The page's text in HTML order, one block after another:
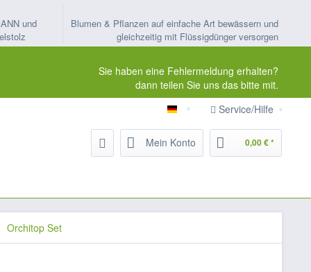
und
Blumen & Pflanzen auf einfache Art bewässern und
gleichzeitig mit Flüssigdünger versorgen
Sie haben eine Fehlermeldung erhalten?
dann teilen Sie uns das bitte mit.
ORTMANN-Service/Hilfe
Mein Konto 0,00 € *
Orchitop Set